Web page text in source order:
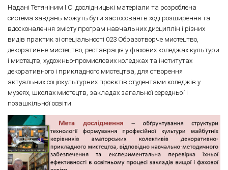
Надані Тетяніним І.О. дослідницькі матеріали та розроблена
система завдань можуть бути застосовані в ході розширення та
вдосконалення змісту програм навчальних дисциплін і різних
видів практик зі спеціальності 023 Образотворче мистецтво,
декоративне мистецтво, реставрація у фахових коледжах культури
і мистецтв, художньо-промислових коледжах та інститутах
декоративного і прикладного мистецтва, для створення
актуальних соціокультурних проєктів студентами коледжів у
музеях, школах мистецтв, закладах загальної середньої і
позашкільної освіти.